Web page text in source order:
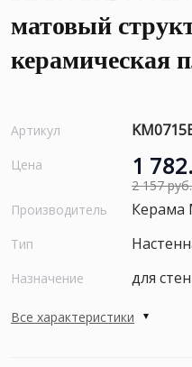
матовый
керамическая
Артикул
Цена 1
2 157
Производитель Керама
Тип
Назначение для стен
Все характеристики